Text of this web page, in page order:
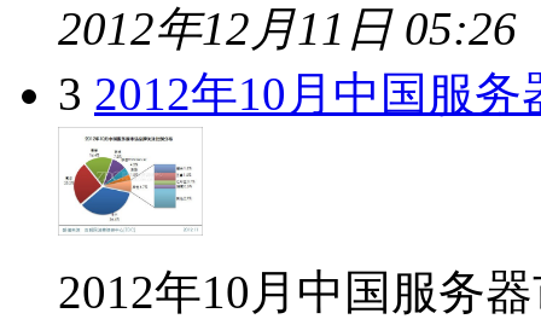
2012年12月11日 05:26
3 2012年10月中国服
2012年10月中国服务